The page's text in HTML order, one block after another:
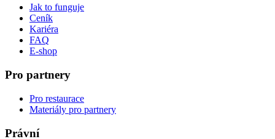
Jak to funguje
Ceník
Kariéra
FAQ
E-shop
Pro partnery
Pro restaurace
Materiály pro partnery
Právní